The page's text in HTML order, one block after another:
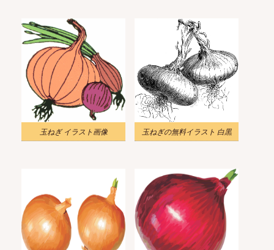
玉ねぎ イラスト画像 玉ねぎの無料イラスト 白黒